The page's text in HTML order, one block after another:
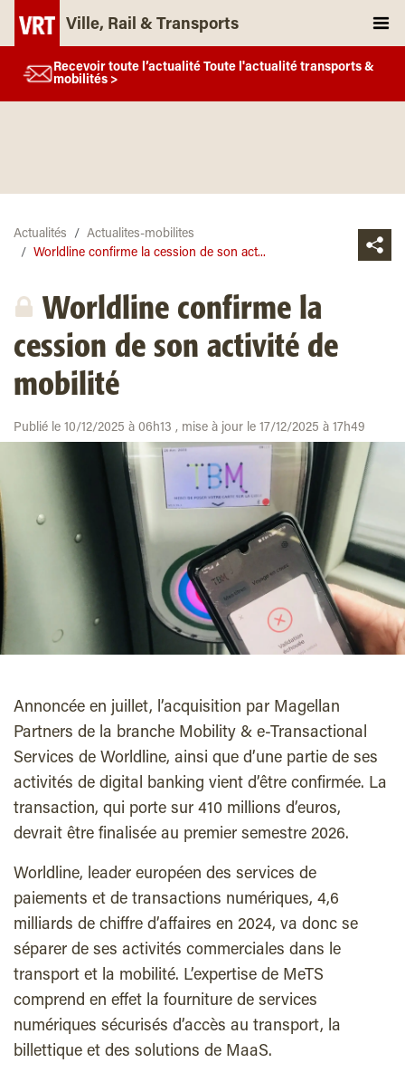
Ville, Rail & Transports
Recevoir toute l’actualité Toute l'actualité transports &
mobilités >
Actualités
Actualites-mobilites
Worldline confirme la cession de son act...
Worldline confirme la
cession de son activité de
mobilité
Publié le 10/12/2025 à 06h13 , mise à jour le 17/12/2025 à 17h49
Annoncée en juillet, l’acquisition par Magellan
Partners de la branche Mobility & e-Transactional
Services de Worldline, ainsi que d’une partie de ses
activités de digital banking vient d’être confirmée. La
transaction, qui porte sur 410 millions d’euros,
devrait être finalisée au premier semestre 2026.
Worldline, leader européen des services de
paiements et de transactions numériques, 4,6
milliards de chiffre d’affaires en 2024, va donc se
séparer de ses activités commerciales dans le
transport et la mobilité. L’expertise de MeTS
comprend en effet la fourniture de services
numériques sécurisés d’accès au transport, la
billettique et des solutions de MaaS.